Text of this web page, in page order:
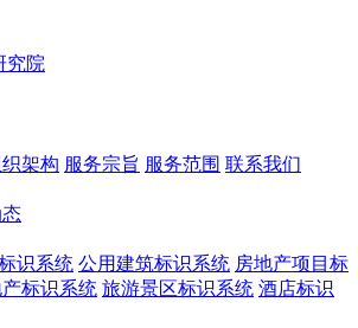
架构 服务宗旨 服务范围 联系我们
识系统 公用建筑标识系统 房地产项目标
标识系统 旅游景区标识系统 酒店标识